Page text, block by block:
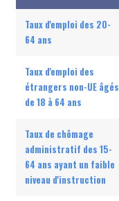
Taux d'emploi des 20-
64 ans
Taux d'emploi des
étrangers non-UE âgés
de 18 à 64 ans
Taux de chômage
administratif des 15-
64 ans ayant un faible
niveau d'instruction